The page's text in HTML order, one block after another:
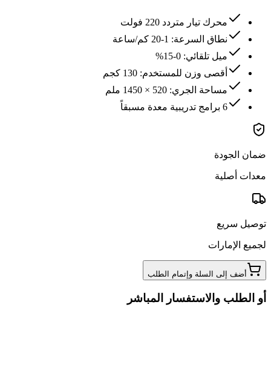
محرك تيار متردد 220 فولت
نطاق السرعة: 1-20 كم/ساعة
ميل تلقائي: 0-15%
أقصى وزن للمستخدم: 130 كجم
مساحة الجري: 520 × 1450 ملم
6 برامج تدريبية معدة مسبقاً
ضمان الجودة
معدات أصلية
توصيل سريع
لجميع الإمارات
أضف إلى السلة وإتمام الطلب
أو الطلب والاستفسار المباشر